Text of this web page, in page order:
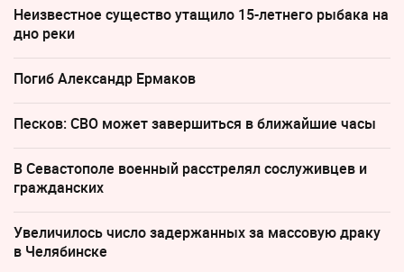
Неизвестное существо утащило 15-летнего рыбака на
дно реки
Погиб Александр Ермаков
Песков: СВО может завершиться в ближайшие часы
В Севастополе военный расстрелял сослуживцев и
гражданских
Увеличилось число задержанных за массовую драку
в Челябинске